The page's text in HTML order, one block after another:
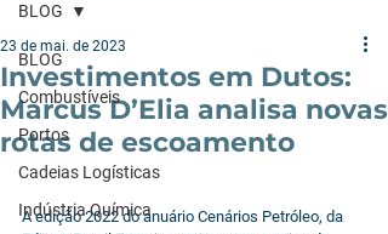
BLOG
Combustíveis
Portos
Cadeias Logísticas
Indústria Química
BLOG
Investimentos em Dutos:
Marcus D’Elia analisa novas
rotas de escoamento
23 de mai. de 2023
A edição 2022 do anuário Cenários Petróleo, da